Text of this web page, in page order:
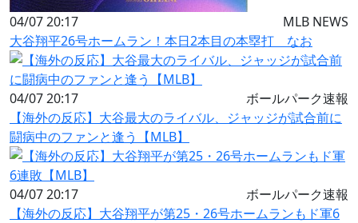
04/07 20:17
MLB NEWS
大谷翔平26号ホームラン！本日2本目の本塁打 なお
04/07 20:17
ボールパーク速報
【海外の反応】大谷最大のライバル、ジャッジが試合前に
闘病中のファンと逢う【MLB】
04/07 20:17
ボールパーク速報
【海外の反応】大谷翔平が第25・26号ホームランもド軍6